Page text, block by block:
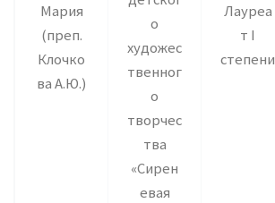
Мария
(преп.
Клочко
ва А.Ю.)
о
художес
твенног
о
творчес
тва
«Сирен
евая
Лауреа
т I
степени